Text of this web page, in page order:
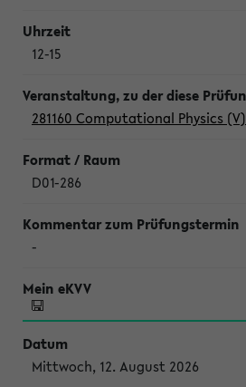
12-15
281160 Computational Physics (V)
D01-286
-
Mittwoch, 12. August 2026